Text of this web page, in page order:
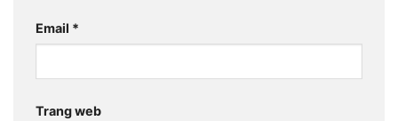
Email *
Trang web